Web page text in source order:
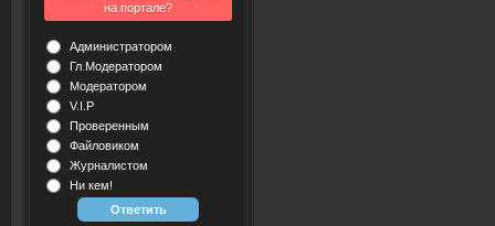
на портале?
Администратором
Гл.Модератором
Модератором
V.I.P
Проверенным
Файловиком
Журналистом
Ни кем!